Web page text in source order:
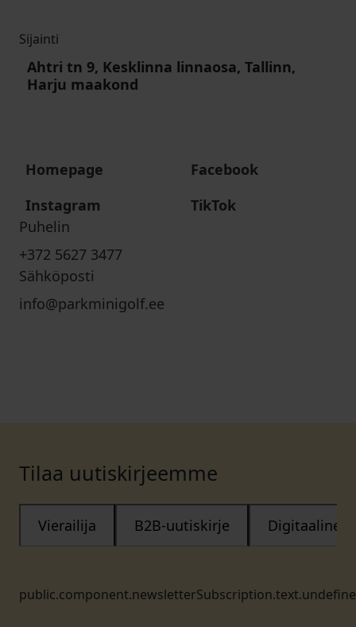
Sijainti
Ahtri tn 9, Kesklinna linnaosa, Tallinn,
Harju maakond
Homepage
Facebook
Instagram
TikTok
Puhelin
+372 5627 3477
Sähköposti
info@parkminigolf.ee
Tilaa uutiskirjeemme
Vierailija B2B-uutiskirje Digitaalinen